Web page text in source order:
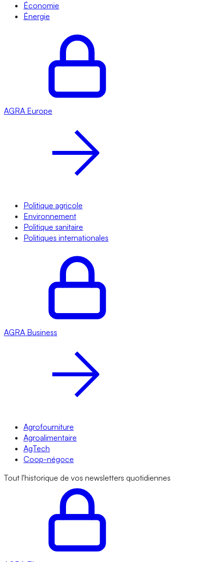
Économie
Énergie
AGRA Europe
Politique agricole
Environnement
Politique sanitaire
Politiques internationales
AGRA Business
Agrofourniture
Agroalimentaire
AgTech
Coop-négoce
Tout l'historique de vos newsletters quotidiennes